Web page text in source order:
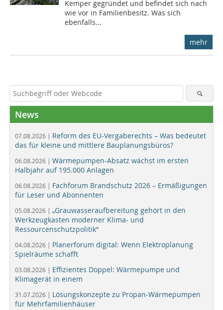
Kemper gegründet und befindet sich nach
wie vor in Familienbesitz. Was sich
ebenfalls...
mehr
News
07.08.2026 | Reform des EU-Vergaberechts – Was bedeutet
das für kleine und mittlere Bauplanungsbüros?
06.08.2026 | Wärmepumpen-Absatz wächst im ersten
Halbjahr auf 195.000 Anlagen
06.08.2026 | Fachforum Brandschutz 2026 – Ermäßigungen
für Leser und Abonnenten
05.08.2026 | „Grauwasseraufbereitung gehört in den
Werkzeugkasten moderner Klima- und
Ressourcenschutzpolitik“
04.08.2026 | Planerforum digital: Wenn Elektroplanung
Spielräume schafft
03.08.2026 | Effizientes Doppel: Wärmepumpe und
Klimagerät in einem
31.07.2026 | Lösungskonzepte zu Propan-Wärmepumpen
für Mehrfamilienhäuser